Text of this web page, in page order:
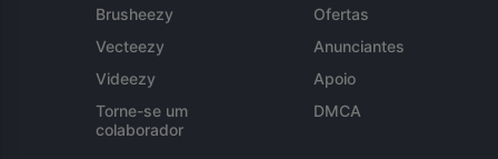
Brusheezy
Vecteezy
Videezy
Torne-se um
colaborador
Ofertas
Anunciantes
Apoio
DMCA